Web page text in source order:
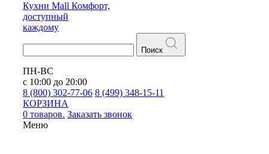
Кухни Mall Комфорт,
доступный
каждому
Поиск
ПН-ВС
с 10:00 до 20:00
8 (800) 302-77-06 8 (499) 348-15-11
КОРЗИНА
0 товаров. Заказать звонок
Меню